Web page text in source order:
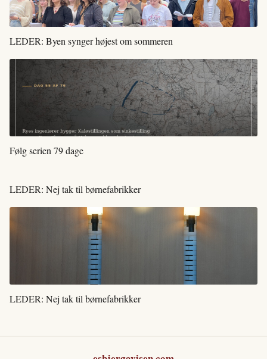
LEDER: Byen synger højest om sommeren
Følg serien 79 dage
LEDER: Nej tak til børnefabrikker
LEDER: Nej tak til børnefabrikker